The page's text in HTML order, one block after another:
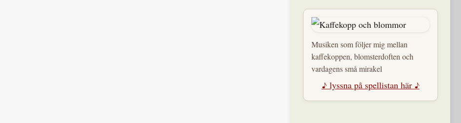
Musiken som följer mig mellan
kaffekoppen, blomsterdoften och
vardagens små mirakel
♪ lyssna på spellistan här ♪